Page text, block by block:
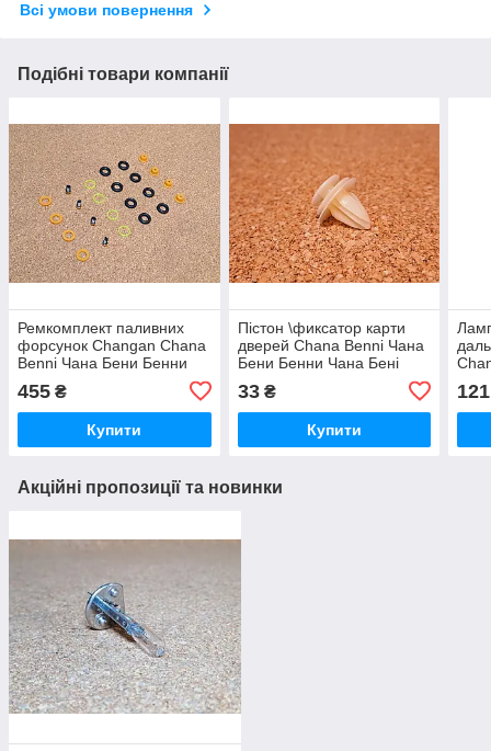
Всі умови повернення
Подібні товари компанії
Ремкомплект паливних
форсунок Changan Chana
Benni Чана Бени Бенни
455 ₴
Купити
Пістон \фиксатор карти
дверей Chana Benni Чана
Бени Бенни Чана Бені
33₴
Купити
121
Акційні пропозиції та новинки